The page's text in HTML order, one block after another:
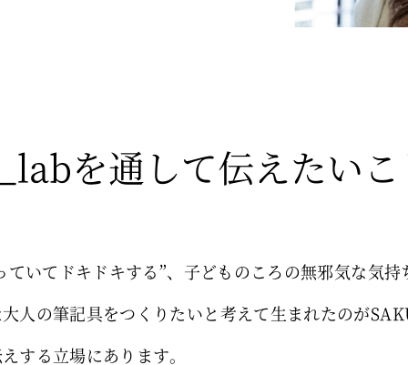
を通して伝えたい
ていてドキドキする”、子どものころの無邪気な気
人の筆記具をつくりたいと考えて生まれたのが
する立場にあります。